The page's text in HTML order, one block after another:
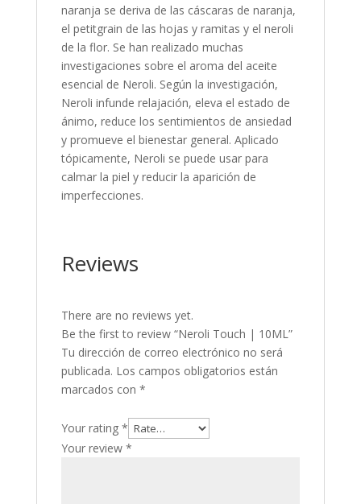
naranja se deriva de las cáscaras de naranja,
el petitgrain de las hojas y ramitas y el neroli
de la flor. Se han realizado muchas
investigaciones sobre el aroma del aceite
esencial de Neroli. Según la investigación,
Neroli infunde relajación, eleva el estado de
ánimo, reduce los sentimientos de ansiedad
y promueve el bienestar general. Aplicado
tópicamente, Neroli se puede usar para
calmar la piel y reducir la aparición de
imperfecciones.
Reviews
There are no reviews yet.
Be the first to review “Neroli Touch | 10ML”
Tu dirección de correo electrónico no será
publicada. Los campos obligatorios están
marcados con *
Your rating *
Your review *